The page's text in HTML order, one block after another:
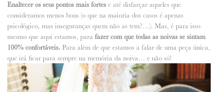
Enaltecer os seus pontos mais fortes e até disfarçar aqueles que
consideramos menos bons (o que na maioria dos casos é apenas
psicológico, mas inseguranças quem não as tem?…). Mas, é para isso
mesmo que aqui estamos, para fazer com que todas as noivas se sintam
100% confortáveis. Para além de que estamos a falar de uma peça única,
que irá ficar para sempre na memória da noiva… e não só!